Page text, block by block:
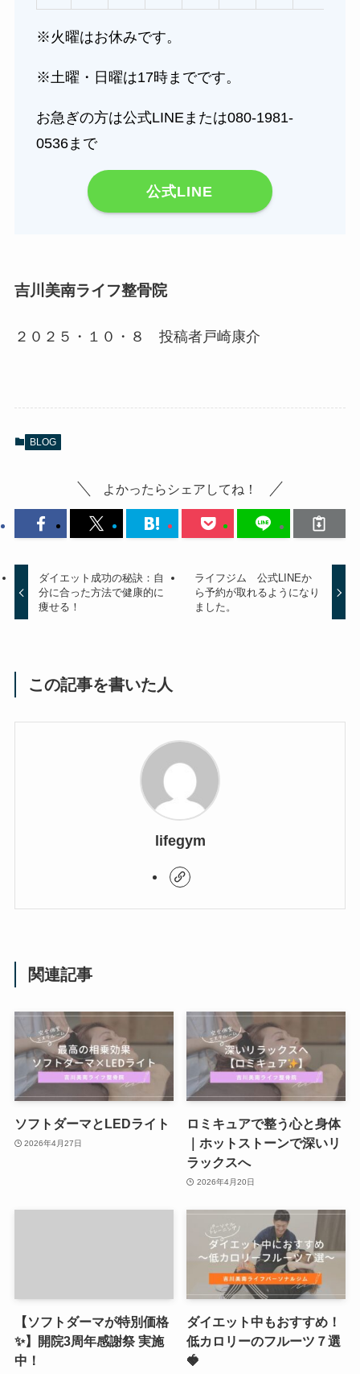
※火曜はお休みです。
※土曜・日曜は17時までです。
お急ぎの方は公式LINEまたは080-1981-
0536まで
公式LINE
吉川美南ライフ整骨院
２０２５・１０・８ 投稿者戸崎康介
BLOG
よかったらシェアしてね！
ダイエット成功の秘訣：自
分に合った方法で健康的に
痩せる！
ライフジム 公式LINEか
ら予約が取れるようになり
ました。
この記事を書いた人
lifegym
関連記事
ソフトダーマとLEDライト
2026年4月27日
ロミキュアで整う心と身体
｜ホットストーンで深いリ
ラックスへ
2026年4月20日
【ソフトダーマが特別価格
✨】開院3周年感謝祭 実施
中！
ダイエット中もおすすめ！
低カロリーのフルーツ７選
🍓